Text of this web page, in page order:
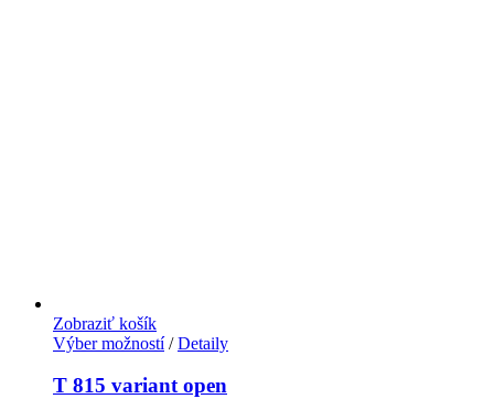
Zobraziť košík
Výber možností/ Detaily
T 815 variant open